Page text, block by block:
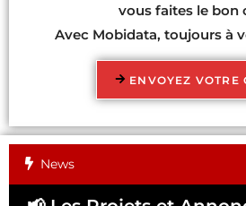
vous faites le bon
Avec Mobidata, toujours à
ENVOYEZ VOTRE
News